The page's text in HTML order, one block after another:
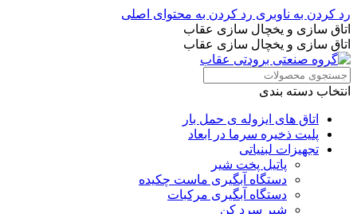
رد کردن به ناوبری رد کردن به محتوای اصلی
اتاق سازی و یخچال سازی عقاب
اتاق سازی و یخچال سازی عقاب
انتخاب دسته بندی
اتاق های ایزوله ی حمل بار
پلیت ذخیره سرما در ابعاد
تجهیزات لبنیاتی
پاتیل پخت شیر
دستگاه آبگیری ماست چکیده
دستگاه آبگیری مرکبات
شیر سرد کن